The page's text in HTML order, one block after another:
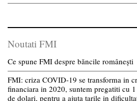
Noutati FMI
Ce spune FMI despre băncile românești
FMI: criza COVID-19 se transforma in
financiara in 2020, suntem pregatiti cu
de dolari, pentru a ajuta tarile in